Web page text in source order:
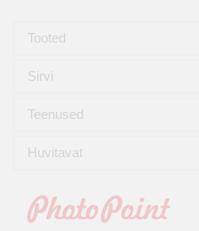
Tooted
Sirvi
Teenused
Huvitavat